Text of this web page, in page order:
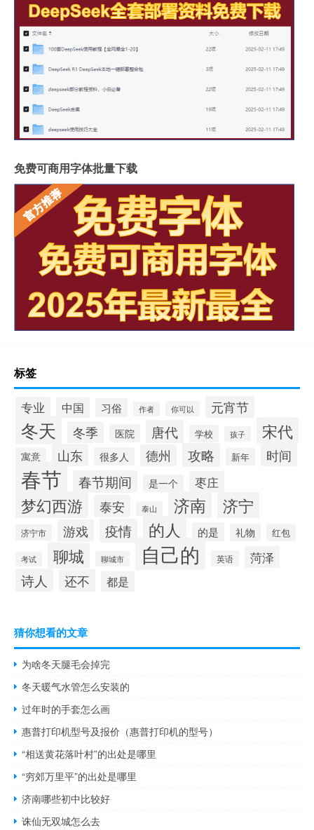
免费可商用字体批量下载
标签
专业 中国 习俗 作者 你可以 元宵节
冬天 冬季 医院 唐代 学校 孩子 宋代
寓意 山东 很多人 德州 攻略 新年 时间
春节 春节期间 是一个 枣庄
梦幻西游 泰安 泰山 济南 济宁
济宁市 游戏 疫情 的人 的是 礼物 红包
考试 聊城 聊城市 自己的 英语 菏泽
诗人 还不 都是
猜你想看的文章
为啥冬天腿毛会掉完
冬天暖气水管怎么安装的
过年时的手套怎么画
惠普打印机型号及报价（惠普打印机的型号）
“相送黄花落叶村”的出处是哪里
“穷郊万里平”的出处是哪里
济南哪些初中比较好
诛仙无双城怎么去